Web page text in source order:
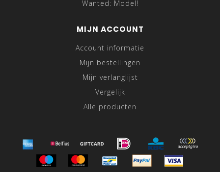
Wanted: Model!
MIJN ACCOUNT
Account informatie
Mijn bestellingen
Mijn verlanglijst
Vergelijk
Alle producten